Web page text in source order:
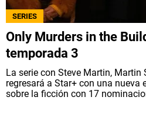
SERIES
Only Murders in the
temporada 3
La serie con Steve Martin, Martin
regresará a Star+ con una nueva
sobre la ficción con 17